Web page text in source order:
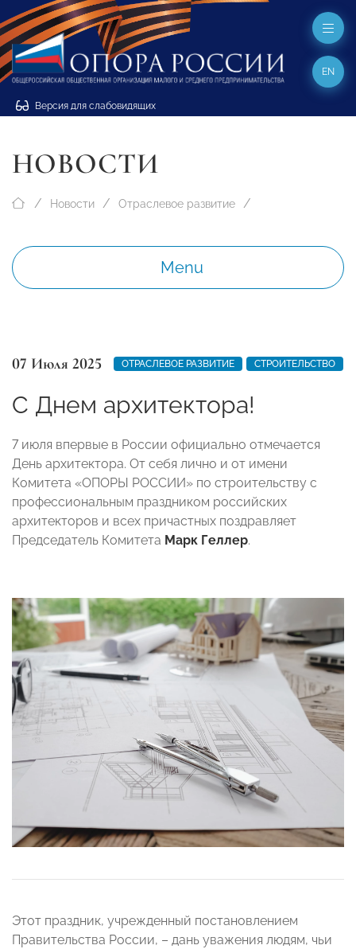
Версия для слабовидящих
EN
НОВОСТИ
Новости Отраслевое развитие
Menu
07 Июля 2025 ОТРАСЛЕВОЕ РАЗВИТИЕ СТРОИТЕЛЬСТВО
С Днем архитектора!
7 июля впервые в России официально отмечается
День архитектора. От себя лично и от имени
Комитета «ОПОРЫ РОССИИ» по строительству с
профессиональным праздником российских
архитекторов и всех причастных поздравляет
Председатель Комитета Марк Геллер.
Этот праздник, учрежденный постановлением
Правительства России, – дань уважения людям, чьи